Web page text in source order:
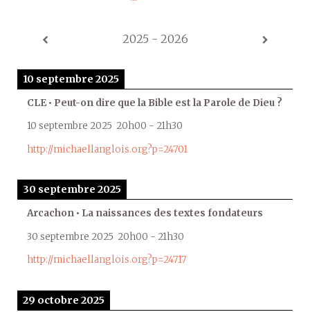
2025 - 2026
10 septembre 2025
CLE • Peut-on dire que la Bible est la Parole de Dieu ?
10 septembre 2025 20h00 - 21h30
http://michaellanglois.org?p=24701
30 septembre 2025
Arcachon • La naissances des textes fondateurs
30 septembre 2025 20h00 - 21h30
http://michaellanglois.org?p=24717
29 octobre 2025